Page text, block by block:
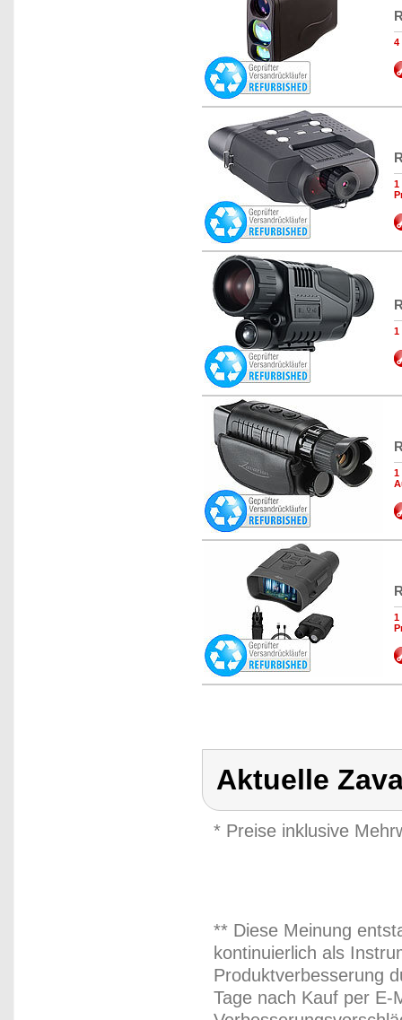
4
1
1
1
1
Aktuelle
* Preise inklusive
** Diese Meinung
kontinuierlich als
Produktverbesserung
Tage nach Kauf per E-